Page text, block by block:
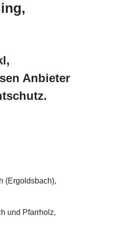
Anbieter
(Ergoldsbach),
und Pfarrholz,